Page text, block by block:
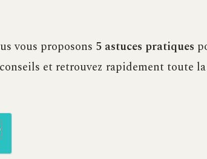
vous proposons 5 astuces pratiques
et retrouvez rapidement toute